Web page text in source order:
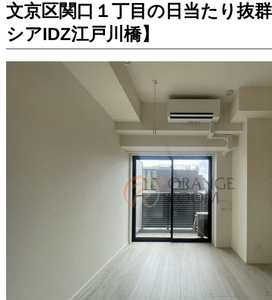
文京区関口１丁目の日当たり抜
シアIDZ江戸川橋】